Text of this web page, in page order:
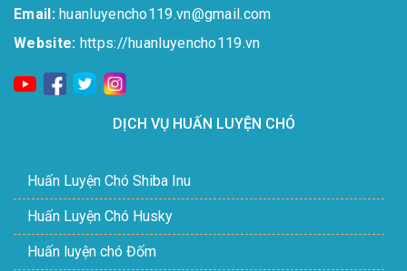
Email:huanluyencho119.vn@gmail.com
Website: https://huanluyencho119.vn
DỊCH VỤ HUẤN LUYỆN CHÓ
Huấn Luyện Chó Shiba Inu
Huấn Luyện Chó Husky
Huấn luyện chó Đốm